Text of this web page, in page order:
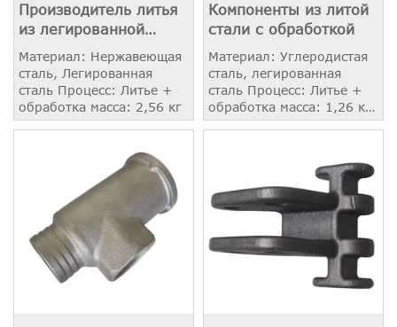
Производитель литья
из легированной
стали
Материал: Нержавеющая
сталь, Легированная
сталь Процесс: Литье +
обработка масса: 2,56 кг
Компоненты из литой
стали с обработкой
Материал: Углеродистая
сталь, легированная
сталь Процесс: Литье +
обработка масса: 1,26 кг
Применение: Дверная